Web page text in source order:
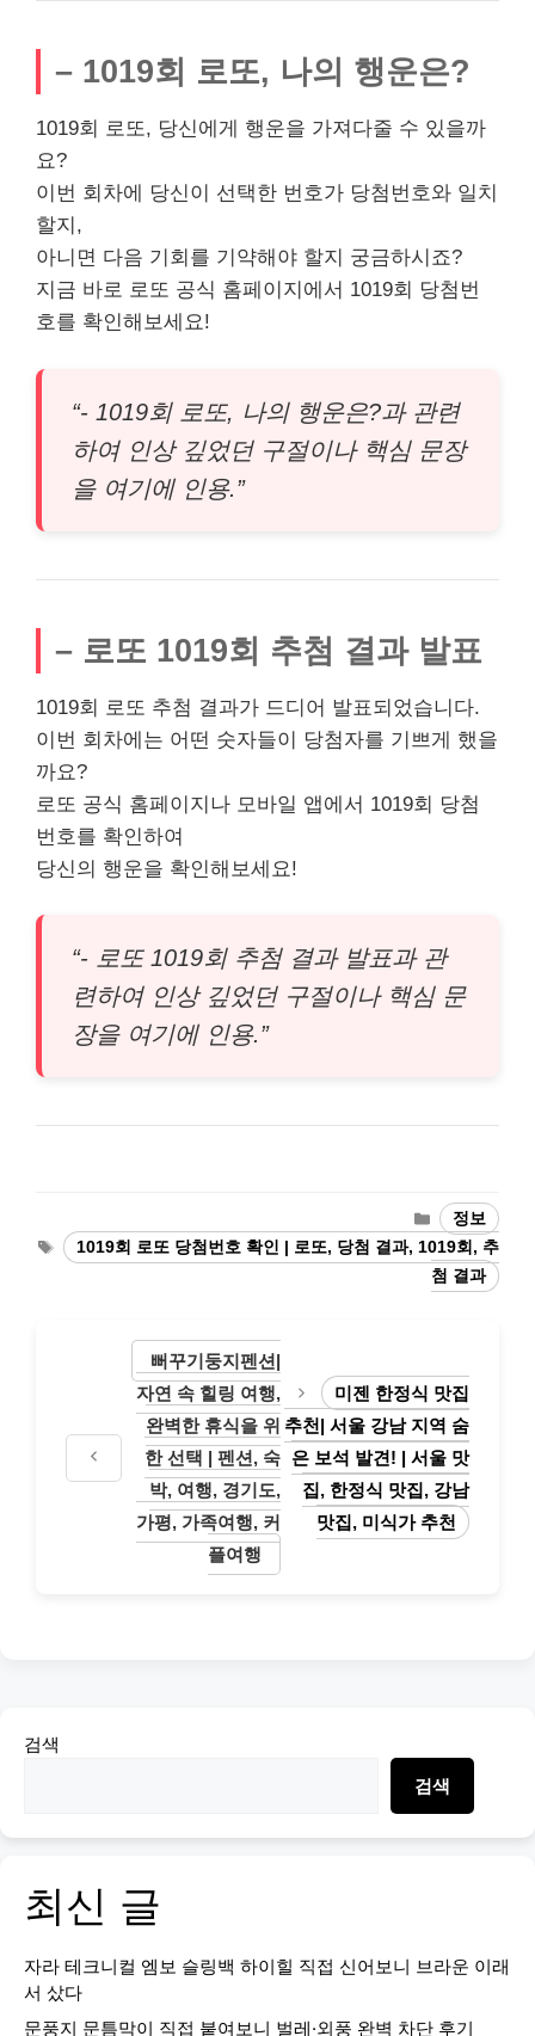
– 1019회 로또, 나의 행운은?
1019회 로또, 당신에게 행운을 가져다줄 수 있을까
요?
이번 회차에 당신이 선택한 번호가 당첨번호와 일치
할지,
아니면 다음 기회를 기약해야 할지 궁금하시죠?
지금 바로 로또 공식 홈페이지에서 1019회 당첨번
호를 확인해보세요!
“- 1019회 로또, 나의 행운은?과 관련
하여 인상 깊었던 구절이나 핵심 문장
을 여기에 인용.”
– 로또 1019회 추첨 결과 발표
1019회 로또 추첨 결과가 드디어 발표되었습니다.
이번 회차에는 어떤 숫자들이 당첨자를 기쁘게 했을
까요?
로또 공식 홈페이지나 모바일 앱에서 1019회 당첨
번호를 확인하여
당신의 행운을 확인해보세요!
“- 로또 1019회 추첨 결과 발표과 관
련하여 인상 깊었던 구절이나 핵심 문
장을 여기에 인용.”
Categories
정보
Tags
1019회 로또 당첨번호 확인 | 로또, 당첨 결과, 1019회, 추
첨 결과
뻐꾸기둥지펜션|
자연 속 힐링 여행,
완벽한 휴식을 위
한 선택 | 펜션, 숙
박, 여행, 경기도,
가평, 가족여행, 커
플여행
미젠 한정식 맛집
추천| 서울 강남 지역 숨
은 보석 발견! | 서울 맛
집, 한정식 맛집, 강남
맛집, 미식가 추천
검색
검색
최신 글
자라 테크니컬 엠보 슬링백 하이힐 직접 신어보니 브라운 이래
서 샀다
문풍지 문틈막이 직접 붙여보니 벌레·외풍 완벽 차단 후기